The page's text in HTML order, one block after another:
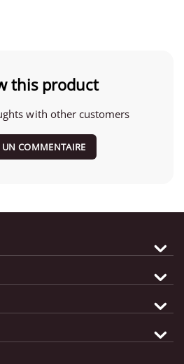
this product
with other customers
UN COMMENTAIRE